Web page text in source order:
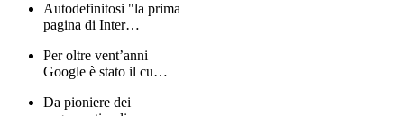
Autodefinitosi "la prima
pagina di Inter…
Per oltre vent’anni
Google è stato il cu…
Da pioniere dei